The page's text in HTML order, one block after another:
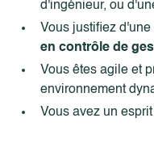
d'ingénieur, ou
Vous justifiez
en contrôle de
Vous êtes agile et
environnement
Vous avez un